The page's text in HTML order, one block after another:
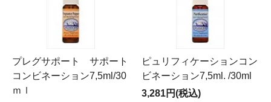
プレグサポート サポート
コンビネーション7,5ml/30
ｍｌ
ピュリフィケーションコン
ビネーション7,5ml. /30ml
3,281円(税込)